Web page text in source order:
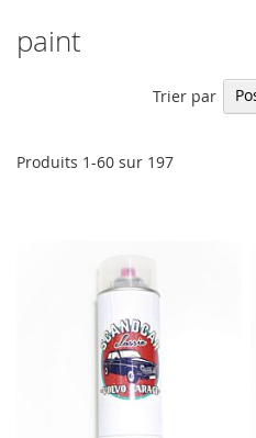
paint
Produits 1-60 sur 197
Trier par